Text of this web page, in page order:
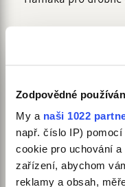
Zodpovědné
My a naši 1022
např. číslo IP)
cookie pro uchování
zařízení, abychom
reklamy a obsah,
Pohodlný pelíšek
Hamakuje možné
z praktické bavlny,
Pelíšky pro
šijeme v České